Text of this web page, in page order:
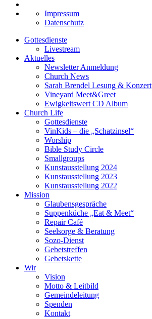
Impressum
Datenschutz
Gottesdienste
Livestream
Aktuelles
Newsletter Anmeldung
Church News
Sarah Brendel Lesung & Konzert
Vineyard Meet&Greet
Ewigkeitswert CD Album
Church Life
Gottesdienste
VinKids – die „Schatzinsel“
Worship
Bible Study Circle
Smallgroups
Kunstausstellung 2024
Kunstausstellung 2023
Kunstausstellung 2022
Mission
Glaubensgespräche
Suppenküche „Eat & Meet“
Repair Café
Seelsorge & Beratung
Sozo-Dienst
Gebetstreffen
Gebetskette
Wir
Vision
Motto & Leitbild
Gemeindeleitung
Spenden
Kontakt